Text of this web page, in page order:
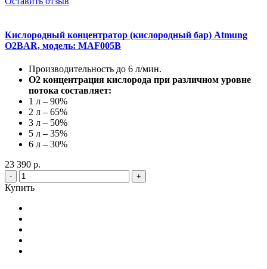
Кислородный концентратор (кислородный бар) Atmung
O2BAR, модель: MAF005B
Производительность до 6 л/мин.
О2 концентрация кислорода при различном уровне
потока составляет:
1 л – 90%
2 л – 65%
3 л – 50%
5 л – 35%
6 л – 30%
23 390 р.
- +
Купить